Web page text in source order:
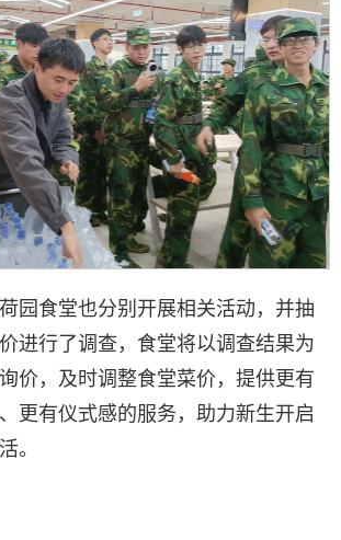
园食堂也分别开展相关活动，并抽
进行了调查，食堂将以调查结果为
价，及时调整食堂菜价，提供更有
更有仪式感的服务，助力新生开启
。